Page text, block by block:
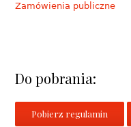
Zamówienia publiczne
Do pobrania:
Pobierz regulamin